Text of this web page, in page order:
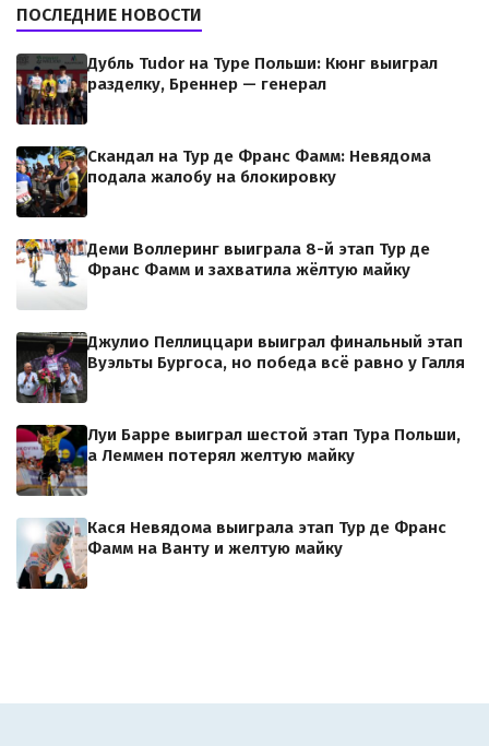
ПОСЛЕДНИЕ НОВОСТИ
Дубль Tudor на Туре Польши: Кюнг выиграл
разделку, Бреннер — генерал
Скандал на Тур де Франс Фамм: Невядома
подала жалобу на блокировку
Деми Воллеринг выиграла 8-й этап Тур де
Франс Фамм и захватила жёлтую майку
Джулио Пеллиццари выиграл финальный этап
Вуэльты Бургоса, но победа всё равно у Галля
Луи Барре выиграл шестой этап Тура Польши,
а Леммен потерял желтую майку
Кася Невядома выиграла этап Тур де Франс
Фамм на Ванту и желтую майку